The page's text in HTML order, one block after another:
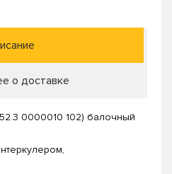
о доставке
0000010 102) балочный